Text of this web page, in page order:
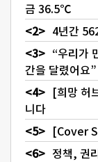
금 36.5℃
4년간
“우리가
간을 달렸어요”
[희망 허
니다
[Cover
정책, 권